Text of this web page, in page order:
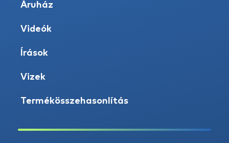
Áruház
Videók
Írások
Vizek
Termékösszehasonlítás